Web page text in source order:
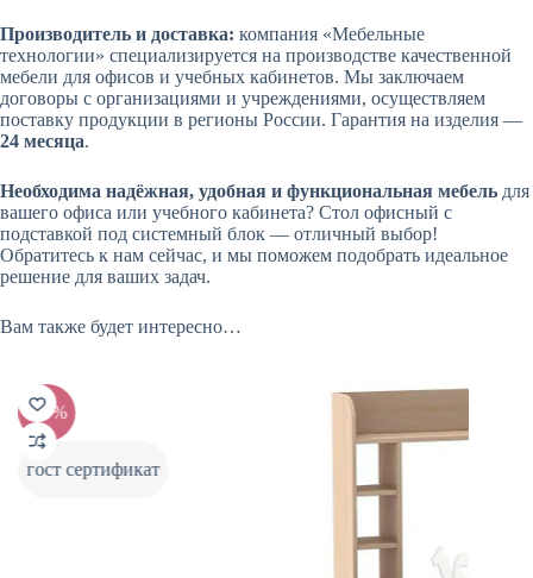
Производитель и доставка: компания «Мебельные
технологии» специализируется на производстве качественной
мебели для офисов и учебных кабинетов. Мы заключаем
договоры с организациями и учреждениями, осуществляем
поставку продукции в регионы России. Гарантия на изделия —
24 месяца.
Необходима надёжная, удобная и функциональная мебель для
вашего офиса или учебного кабинета? Стол офисный с
подставкой под системный блок — отличный выбор!
Обратитесь к нам сейчас, и мы поможем подобрать идеальное
решение для ваших задач.
Вам также будет интересно…
-20%
гост сертификат